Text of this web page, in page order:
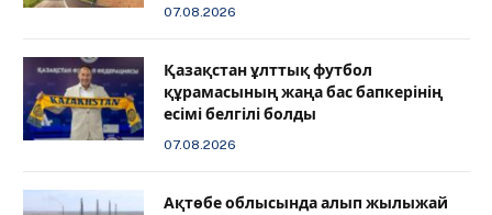
07.08.2026
Қазақстан ұлттық футбол
құрамасының жаңа бас бапкерінің
есімі белгілі болды
07.08.2026
Ақтөбе облысында алып жылыжай